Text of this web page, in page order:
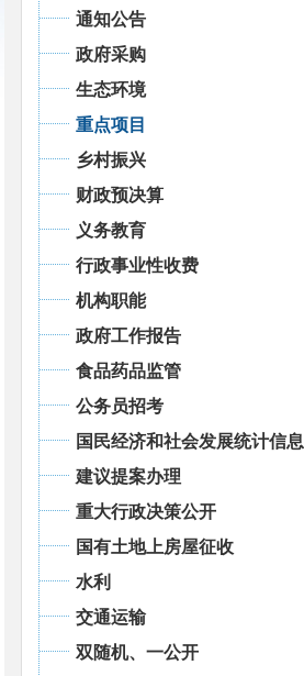
通知公告
政府采购
生态环境
重点项目
乡村振兴
财政预决算
义务教育
行政事业性收费
机构职能
政府工作报告
食品药品监管
公务员招考
国民经济和社会发展统计信息
建议提案办理
重大行政决策公开
国有土地上房屋征收
水利
交通运输
双随机、一公开